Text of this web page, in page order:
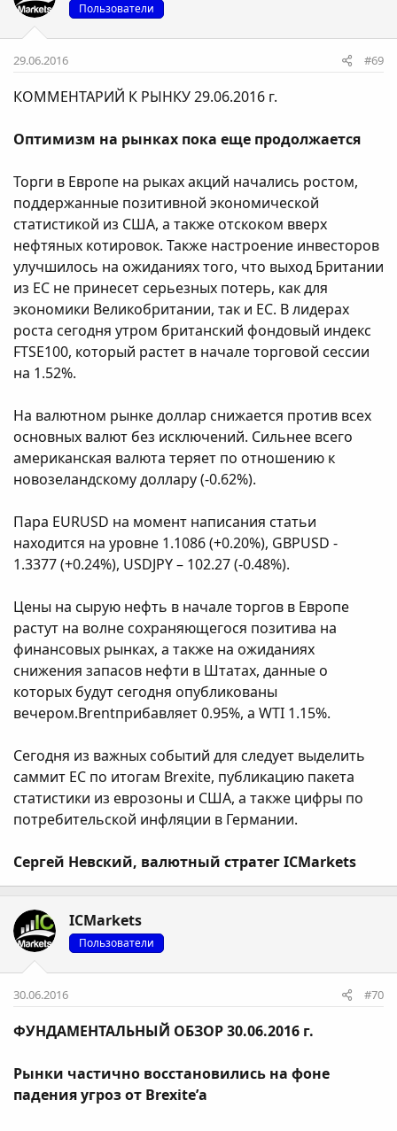
Пользователи
29.06.2016 #69
КОММЕНТАРИЙ К РЫНКУ 29.06.2016 г.
Оптимизм на рынках пока еще продолжается
Торги в Европе на рыках акций начались ростом,
поддержанные позитивной экономической
статистикой из США, а также отскоком вверх
нефтяных котировок. Также настроение инвесторов
улучшилось на ожиданиях того, что выход Британии
из ЕС не принесет серьезных потерь, как для
экономики Великобритании, так и ЕС. В лидерах
роста сегодня утром британский фондовый индекс
FTSE100, который растет в начале торговой сессии
на 1.52%.
На валютном рынке доллар снижается против всех
основных валют без исключений. Сильнее всего
американская валюта теряет по отношению к
новозеландскому доллару (-0.62%).
Пара EURUSD на момент написания статьи
находится на уровне 1.1086 (+0.20%), GBPUSD -
1.3377 (+0.24%), USDJPY – 102.27 (-0.48%).
Цены на сырую нефть в начале торгов в Европе
растут на волне сохраняющегося позитива на
финансовых рынках, а также на ожиданиях
снижения запасов нефти в Штатах, данные о
которых будут сегодня опубликованы
вечером.Brentприбавляет 0.95%, а WTI 1.15%.
Сегодня из важных событий для следует выделить
саммит ЕС по итогам Brexite, публикацию пакета
статистики из еврозоны и США, а также цифры по
потребительской инфляции в Германии.
Сергей Невский, валютный стратег ICMarkets
ICMarkets
Пользователи
30.06.2016 #70
ФУНДАМЕНТАЛЬНЫЙ ОБЗОР 30.06.2016 г.
Рынки частично восстановились на фоне
падения угроз от Brexite’а